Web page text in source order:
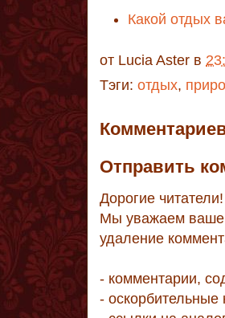
Какой отдых
от Lucia Aster в
Тэги: отдых,
Отправить
Дорогие читатели!
Мы уважаем ваше
удаление
- комментарии,
- оскорбительные